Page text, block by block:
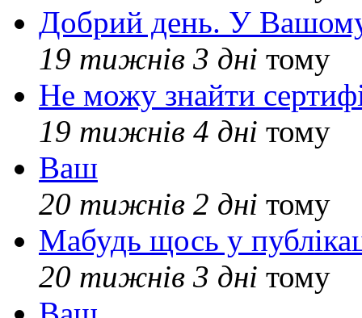
Добрий день. У Вашому
19 тижнів 3 дні тому
Не можу знайти
19 тижнів 4 дні тому
Ваш
20 тижнів 2 дні тому
Мабудь щось у
20 тижнів 3 дні тому